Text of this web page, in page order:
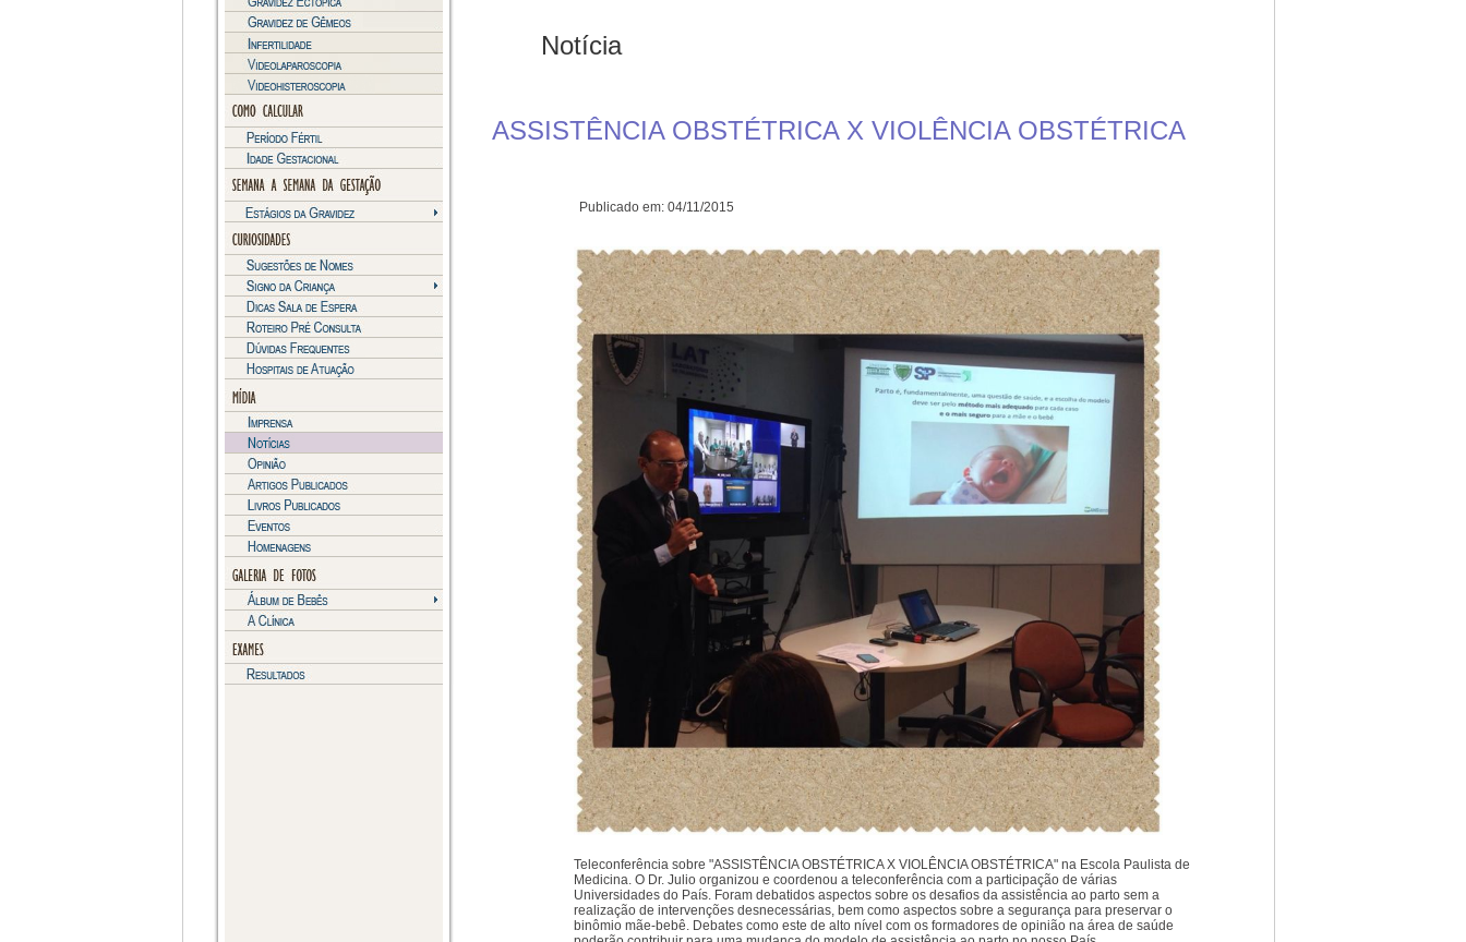
Notícia
ASSISTÊNCIA OBSTÉTRICA X VIOLÊNCIA OBSTÉTRICA
Publicado em: 04/11/2015
Teleconferência sobre "ASSISTÊNCIA OBSTÉTRICA X VIOLÊNCIA OBSTÉTRICA" na Escola Paulista de
Medicina. O Dr. Julio organizou e coordenou a teleconferência com a participação de várias
Universidades do País. Foram debatidos aspectos sobre os desafios da assistência ao parto sem a
realização de intervenções desnecessárias, bem como aspectos sobre a segurança para preservar o
binômio mãe-bebê. Debates como este de alto nível com os formadores de opinião na área de saúde